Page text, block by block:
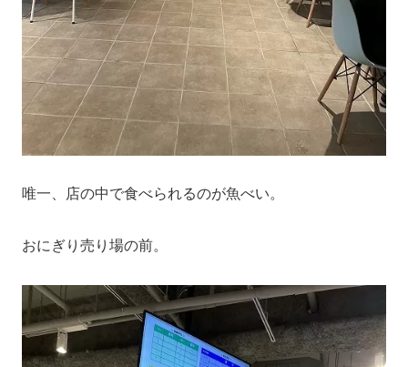
唯一、店の中で食べられるのが魚べい。
おにぎり売り場の前。